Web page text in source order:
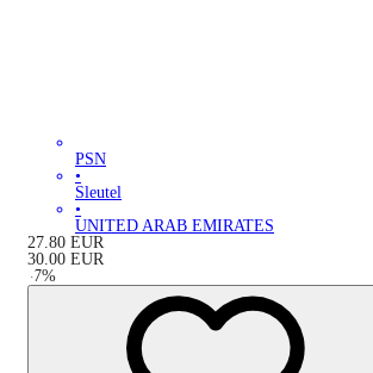
PSN
•
Sleutel
•
UNITED ARAB EMIRATES
27.80 EUR
30.00 EUR
-7%